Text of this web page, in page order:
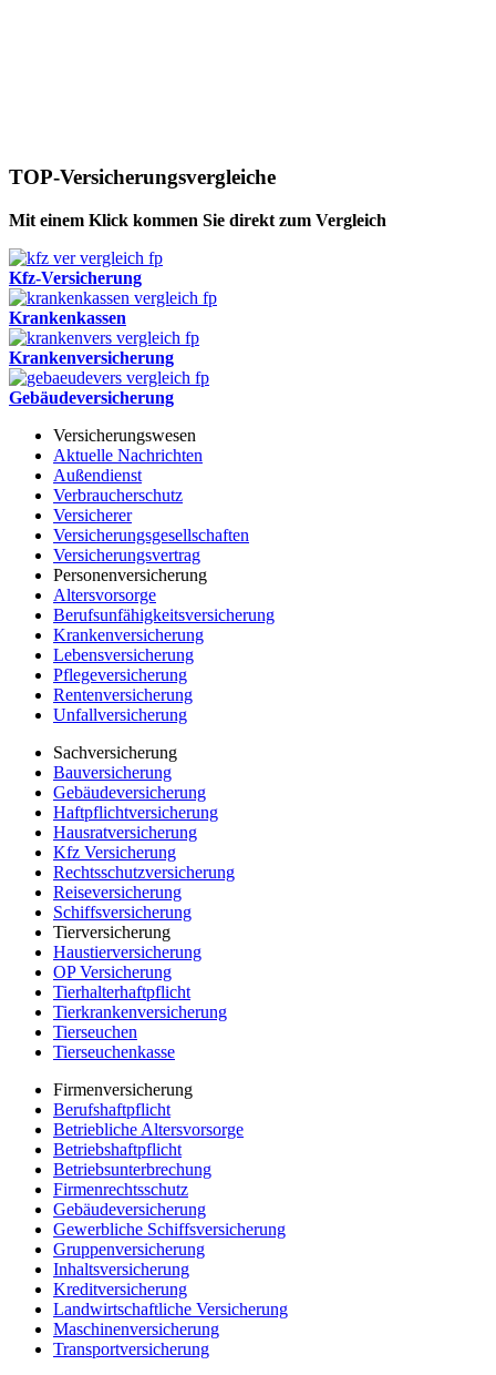
TOP-Versicherungsvergleiche
Mit einem Klick kommen Sie direkt zum Vergleich
Kfz-Versicherung
Krankenkassen
Krankenversicherung
Gebäudeversicherung
Versicherungswesen
Aktuelle Nachrichten
Außendienst
Verbraucherschutz
Versicherer
Versicherungsgesellschaften
Versicherungsvertrag
Personenversicherung
Altersvorsorge
Berufsunfähigkeitsversicherung
Krankenversicherung
Lebensversicherung
Pflegeversicherung
Rentenversicherung
Unfallversicherung
Sachversicherung
Bauversicherung
Gebäudeversicherung
Haftpflichtversicherung
Hausratversicherung
Kfz Versicherung
Rechtsschutzversicherung
Reiseversicherung
Schiffsversicherung
Tierversicherung
Haustierversicherung
OP Versicherung
Tierhalterhaftpflicht
Tierkrankenversicherung
Tierseuchen
Tierseuchenkasse
Firmenversicherung
Berufshaftpflicht
Betriebliche Altersvorsorge
Betriebshaftpflicht
Betriebsunterbrechung
Firmenrechtsschutz
Gebäudeversicherung
Gewerbliche Schiffsversicherung
Gruppenversicherung
Inhaltsversicherung
Kreditversicherung
Landwirtschaftliche Versicherung
Maschinenversicherung
Transportversicherung